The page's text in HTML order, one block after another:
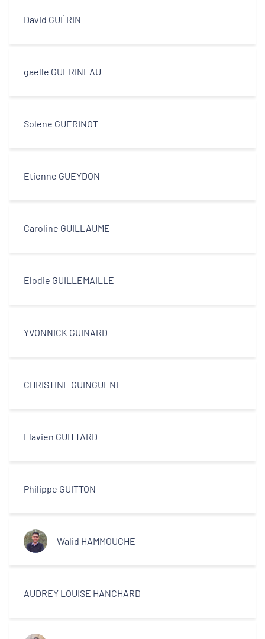
David GUÉRIN
gaelle GUERINEAU
Solene GUERINOT
Etienne GUEYDON
Caroline GUILLAUME
Elodie GUILLEMAILLE
YVONNICK GUINARD
CHRISTINE GUINGUENE
Flavien GUITTARD
Philippe GUITTON
Walid HAMMOUCHE
AUDREY LOUISE HANCHARD